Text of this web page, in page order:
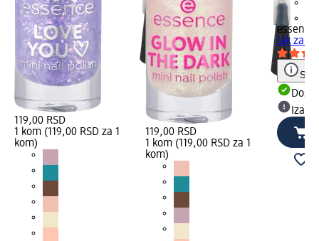
119,00 RSD
1 kom (119,00 RSD za 1
kom)
119,00 RSD
1 kom (119,00 RSD za 1
kom)
essence
lak za